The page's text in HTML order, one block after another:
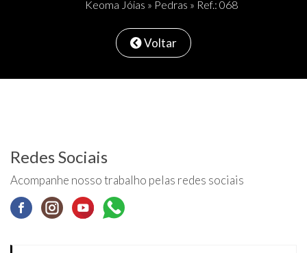
Keoma Jóias » Pedras » Ref.: 068
Voltar
Redes Sociais
Acompanhe nosso trabalho pelas redes sociais